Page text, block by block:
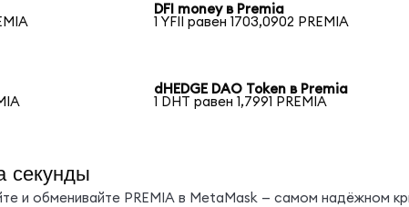
DFI money в Premia
1 YFII равен 1703,0902 PREMIA
dHEDGE DAO Token в Premia
1 DHT равен 1,7991 PREMIA
секунды
и обменивайте PREMIA в MetaMask — самом надёжном